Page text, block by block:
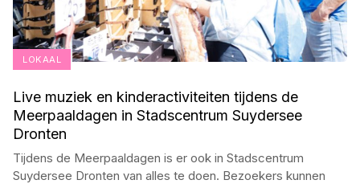
LOKAAL
Live muziek en kinderactiviteiten tijdens de
Meerpaaldagen in Stadscentrum Suydersee
Dronten
Tijdens de Meerpaaldagen is er ook in Stadscentrum
Suydersee Dronten van alles te doen. Bezoekers kunnen